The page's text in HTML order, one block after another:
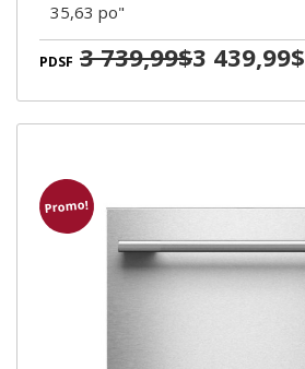
35,63 po"
PDSF 3 739,99$3 439,99$
Promo!